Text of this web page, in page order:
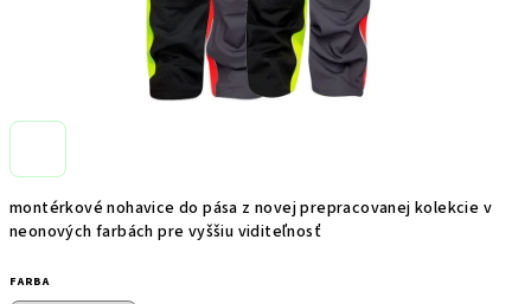
montérkové nohavice do pása z novej prepracovanej kolekcie v
neonových farbách pre vyššiu viditeľnosť
FARBA